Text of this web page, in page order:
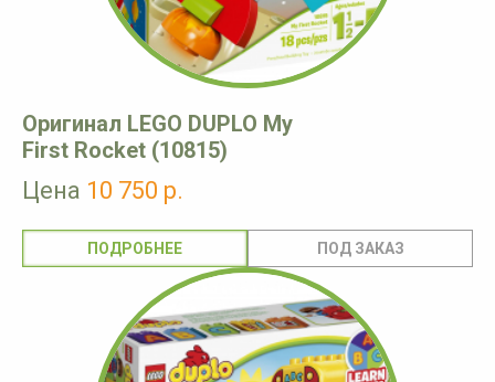
Оригинал LEGO DUPLO My
First Rocket (10815)
Цена 10 750 р.
ПОДРОБНЕЕ